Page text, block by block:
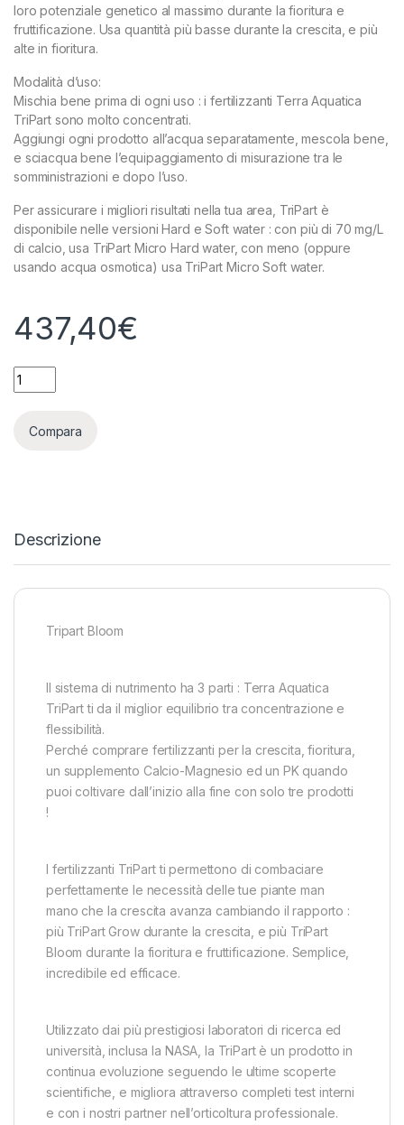
loro potenziale genetico al massimo durante la fioritura e
fruttificazione. Usa quantità più basse durante la crescita, e più
alte in fioritura.
Modalità d’uso:
Mischia bene prima di ogni uso : i fertilizzanti Terra Aquatica
TriPart sono molto concentrati.
Aggiungi ogni prodotto all’acqua separatamente, mescola bene,
e sciacqua bene l’equipaggiamento di misurazione tra le
somministrazioni e dopo l’uso.
Per assicurare i migliori risultati nella tua area, TriPart è
disponibile nelle versioni Hard e Soft water : con più di 70 mg/L
di calcio, usa TriPart Micro Hard water, con meno (oppure
usando acqua osmotica) usa TriPart Micro Soft water.
437,40€
TERRA AQUATICA (GHE) - TRIPART BLOOM - FLORA BLOOM
Compara
Descrizione
Tripart Bloom
Il sistema di nutrimento ha 3 parti : Terra Aquatica
TriPart ti da il miglior equilibrio tra concentrazione e
flessibilità.
Perché comprare fertilizzanti per la crescita, fioritura,
un supplemento Calcio-Magnesio ed un PK quando
puoi coltivare dall’inizio alla fine con solo tre prodotti
!
I fertilizzanti TriPart ti permettono di combaciare
perfettamente le necessità delle tue piante man
mano che la crescita avanza cambiando il rapporto :
più TriPart Grow durante la crescita, e più TriPart
Bloom durante la fioritura e fruttificazione. Semplice,
incredibile ed efficace.
Utilizzato dai più prestigiosi laboratori di ricerca ed
università, inclusa la NASA, la TriPart è un prodotto in
continua evoluzione seguendo le ultime scoperte
scientifiche, e migliora attraverso completi test interni
e con i nostri partner nell’orticoltura professionale.